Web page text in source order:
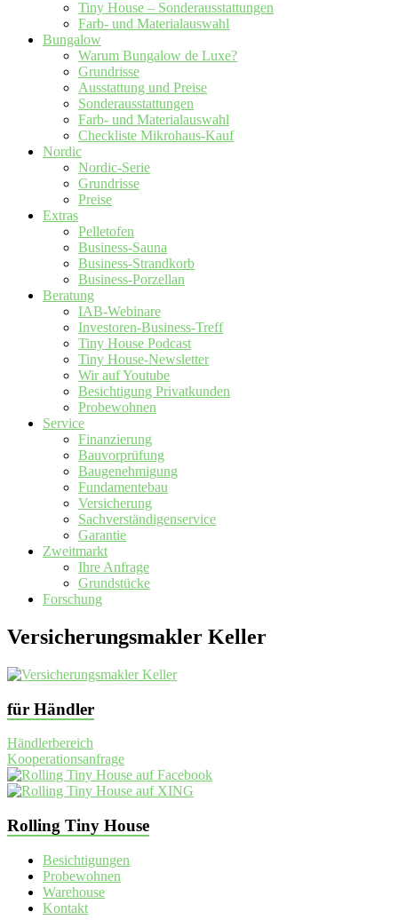
Tiny House – Sonderausstattungen
Farb- und Materialauswahl
Bungalow
Warum Bungalow de Luxe?
Grundrisse
Ausstattung und Preise
Sonderausstattungen
Farb- und Materialauswahl
Checkliste Mikrohaus-Kauf
Nordic
Nordic-Serie
Grundrisse
Preise
Extras
Pelletofen
Business-Sauna
Business-Strandkorb
Business-Porzellan
Beratung
IAB-Webinare
Investoren-Business-Treff
Tiny House Podcast
Tiny House-Newsletter
Wir auf Youtube
Besichtigung Privatkunden
Probewohnen
Service
Finanzierung
Bauvorprüfung
Baugenehmigung
Fundamentebau
Versicherung
Sachverständigenservice
Garantie
Zweitmarkt
Ihre Anfrage
Grundstücke
Forschung
Versicherungsmakler Keller
für Händler
Händlerbereich
Kooperationsanfrage
Rolling Tiny House
Besichtigungen
Probewohnen
Warehouse
Kontakt